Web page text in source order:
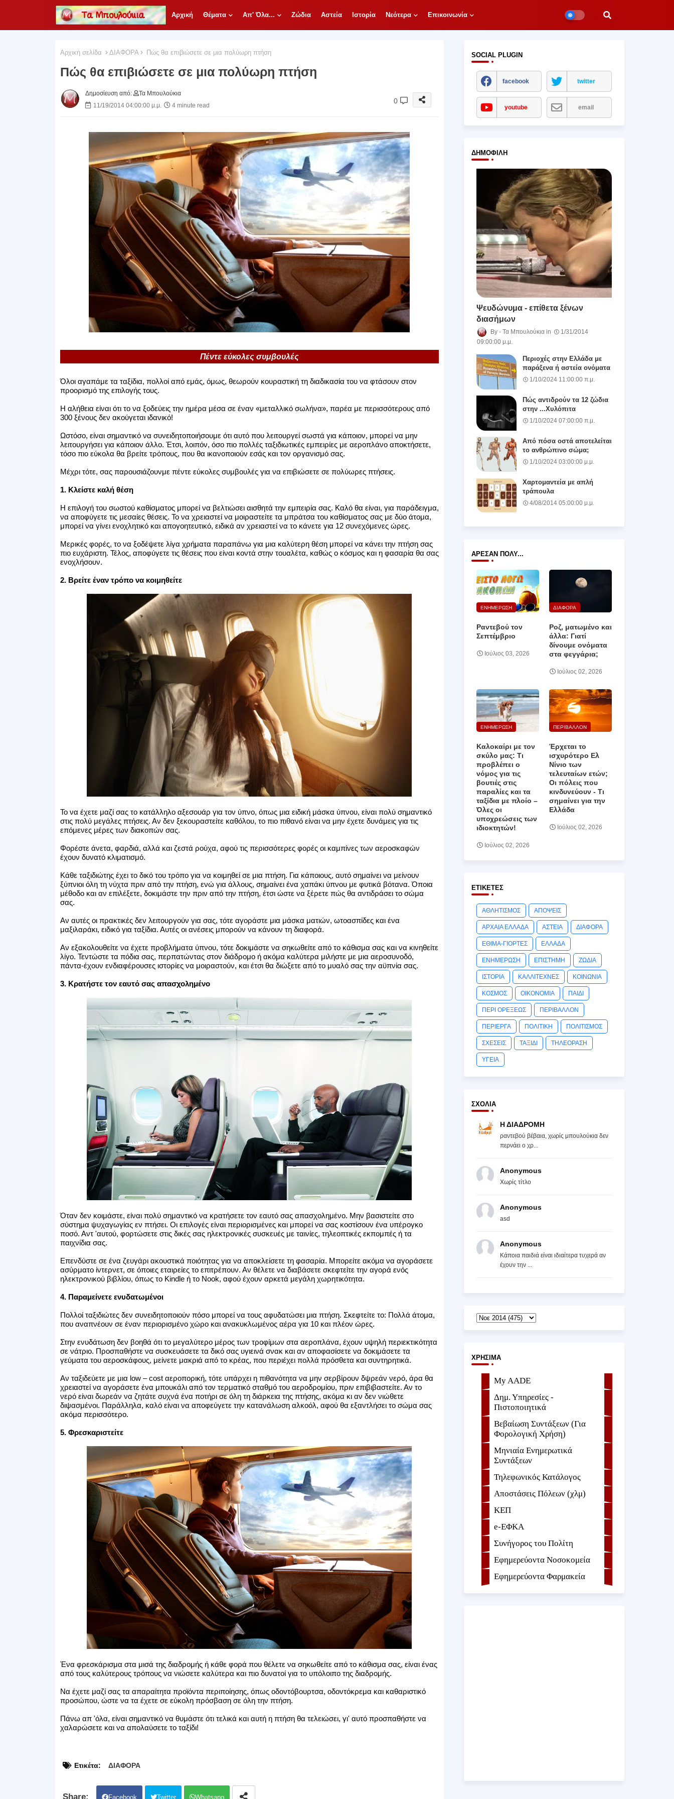
Αρχική Θέματα Απ' Όλα... Ζώδια Αστεία Ιστορία Νεότερα Επικοινωνία
Αρχική σελίδα ΔΙΑΦΟΡΑ Πώς θα επιβιώσετε σε μια πολύωρη πτήση
Πώς θα επιβιώσετε σε μια πολύωρη πτήση
Δημοσίευση από:
Τα Μπουλούκια
11/19/2014 04:00:00 μ.μ.
4 minute read
0
Πέντε εύκολες συμβουλές
Όλοι αγαπάμε τα ταξίδια, πολλοί από εμάς, όμως, θεωρούν κουραστική τη διαδικασία του να φτάσουν στον
προορισμό της επιλογής τους.
Η αλήθεια είναι ότι το να ξοδεύεις την ημέρα μέσα σε έναν «μεταλλικό σωλήνα», παρέα με περισσότερους από
300 ξένους δεν ακούγεται ιδανικό!
Ωστόσο, είναι σημαντικό να συνειδητοποιήσουμε ότι αυτό που λειτουργεί σωστά για κάποιον, μπορεί να μην
λειτουργήσει για κάποιον άλλο. Έτσι, λοιπόν, όσο πιο πολλές ταξιδιωτικές εμπειρίες με αεροπλάνο αποκτήσετε,
τόσο πιο εύκολα θα βρείτε τρόπους, που θα ικανοποιούν εσάς και τον οργανισμό σας.
Μέχρι τότε, σας παρουσιάζουνμε πέντε εύκολες συμβουλές για να επιβιώσετε σε πολύωρες πτήσεις.
1. Κλείστε καλή θέση
Η επιλογή του σωστού καθίσματος μπορεί να βελτιώσει αισθητά την εμπειρία σας. Καλό θα είναι, για παράδειγμα,
να αποφύγετε τις μεσαίες θέσεις. Το να χρειαστεί να μοιραστείτε τα μπράτσα του καθίσματος σας με δύο άτομα,
μπορεί να γίνει ενοχλητικό και απογοητευτικό, ειδικά αν χρειαστεί να το κάνετε για 12 συνεχόμενες ώρες.
Μερικές φορές, το να ξοδέψετε λίγα χρήματα παραπάνω για μια καλύτερη θέση μπορεί να κάνει την πτήση σας
πιο ευχάριστη. Τέλος, αποφύγετε τις θέσεις που είναι κοντά στην τουαλέτα, καθώς ο κόσμος και η φασαρία θα σας
ενοχλήσουν.
2. Βρείτε έναν τρόπο να κοιμηθείτε
Το να έχετε μαζί σας το κατάλληλο αξεσουάρ για τον ύπνο, όπως μια ειδική μάσκα ύπνου, είναι πολύ σημαντικό
στις πολύ μεγάλες πτήσεις. Αν δεν ξεκουραστείτε καθόλου, το πιο πιθανό είναι να μην έχετε δυνάμεις για τις
επόμενες μέρες των διακοπών σας.
Φορέστε άνετα, φαρδιά, αλλά και ζεστά ρούχα, αφού τις περισσότερες φορές οι καμπίνες των αεροσκαφών
έχουν δυνατό κλιματισμό.
Κάθε ταξιδιώτης έχει το δικό του τρόπο για να κοιμηθεί σε μια πτήση. Για κάποιους, αυτό σημαίνει να μείνουν
ξύπνιοι όλη τη νύχτα πριν από την πτήση, ενώ για άλλους, σημαίνει ένα χαπάκι ύπνου με φυτικά βότανα. Όποια
μέθοδο και αν επιλέξετε, δοκιμάστε την πριν από την πτήση, έτσι ώστε να ξέρετε πώς θα αντιδράσει το σώμα
σας.
Αν αυτές οι πρακτικές δεν λειτουργούν για σας, τότε αγοράστε μια μάσκα ματιών, ωτοασπίδες και ένα
μαξιλαράκι, ειδικό για ταξίδια. Αυτές οι ανέσεις μπορούν να κάνουν τη διαφορά.
Αν εξακολουθείτε να έχετε προβλήματα ύπνου, τότε δοκιμάστε να σηκωθείτε από το κάθισμα σας και να κινηθείτε
λίγο. Τεντώστε τα πόδια σας, περπατώντας στον διάδρομο ή ακόμα καλύτερα μιλήστε με μια αεροσυνοδό,
πάντα-έχουν ενδιαφέρουσες ιστορίες να μοιραστούν, και έτσι θα διώξετε από το μυαλό σας την αϋπνία σας.
3. Κρατήστε τον εαυτό σας απασχολημένο
Όταν δεν κοιμάστε, είναι πολύ σημαντικό να κρατήσετε τον εαυτό σας απασχολημένο. Μην βασιστείτε στο
σύστημα ψυχαγωγίας εν πτήσει. Οι επιλογές είναι περιορισμένες και μπορεί να σας κοστίσουν ένα υπέρογκο
ποσό. Αντ 'αυτού, φορτώσετε στις δικές σας ηλεκτρονικές συσκευές με ταινίες, τηλεοπτικές εκπομπές ή τα
παιχνίδια σας.
Επενδύστε σε ένα ζευγάρι ακουστικά ποιότητας για να αποκλείσετε τη φασαρία. Μπορείτε ακόμα να αγοράσετε
ασύρματο ίντερνετ, σε όποιες εταιρείες το επιτρέπουν. Αν θέλετε να διαβάσετε σκεφτείτε την αγορά ενός
ηλεκτρονικού βιβλίου, όπως το Kindle ή το Nook, αφού έχουν αρκετά μεγάλη χωρητικότητα.
4. Παραμείνετε ενυδατωμένοι
Πολλοί ταξιδιώτες δεν συνειδητοποιούν πόσο μπορεί να τους αφυδατώσει μια πτήση. Σκεφτείτε το: Πολλά άτομα,
που αναπνέουν σε έναν περιορισμένο χώρο και ανακυκλωμένος αέρα για 10 και πλέον ώρες.
Στην ενυδάτωση δεν βοηθά ότι το μεγαλύτερο μέρος των τροφίμων στα αεροπλάνα, έχουν υψηλή περιεκτικότητα
σε νάτριο. Προσπαθήστε να συσκευάσετε τα δικό σας υγιεινά σνακ και αν αποφασίσετε να δοκιμάσετε τα
γεύματα του αεροσκάφους, μείνετε μακριά από το κρέας, που περιέχει πολλά πρόσθετα και συντηρητικά.
Αν ταξιδεύετε με μια low – cost αεροπορική, τότε υπάρχει η πιθανότητα να μην σερβίρουν δψρεάν νερό, άρα θα
χρειαστεί να αγοράσετε ένα μπουκάλι από τον τερματικό σταθμό του αεροδρομίου, πριν επιβιβαστείτε. Αν το
νερό είναι δωρεάν να ζητάτε συχνά ένα ποτήρι σε όλη τη διάρκεια της πτήσης, ακόμα κι αν δεν νιώθετε
διψασμένοι. Παράλληλα, καλό είναι να αποφεύγετε την κατανάλωση αλκοόλ, αφού θα εξαντλήσει το σώμα σας
ακόμα περισσότερο.
5. Φρεσκαριστείτε
Ένα φρεσκάρισμα στα μισά της διαδρομής ή κάθε φορά που θέλετε να σηκωθείτε από το κάθισμα σας, είναι ένας
από τους καλύτερους τρόπους να νιώσετε καλύτερα και πιο δυνατοί για το υπόλοιπο της διαδρομής.
Να έχετε μαζί σας τα απαραίτητα προϊόντα περιποίησης, όπως οδοντόβουρτσα, οδοντόκρεμα και καθαριστικό
προσώπου, ώστε να τα έχετε σε εύκολη πρόσβαση σε όλη την πτήση.
Πάνω απ 'όλα, είναι σημαντικό να θυμάστε ότι τελικά και αυτή η πτήση θα τελειώσει, γι' αυτό προσπαθήστε να
χαλαρώσετε και να απολαύσετε το ταξίδι!
Ετικέτα: ΔΙΑΦΟΡΑ
Facebook Twitter Whatsapp
SOCIAL PLUGIN
facebook twitter
youtube email
ΔΗΜΟΦΙΛΉ
Ψευδώνυμα - επίθετα ξένων
διασήμων
Τα Μπουλούκια
1/31/2014
09:00:00 μ.μ.
Περιοχές στην Ελλάδα με
παράξενα ή αστεία ονόματα
1/10/2024 11:00:00 π.μ.
Πώς αντιδρούν τα 12 ζώδια
στην ...Χυλόπιτα
1/10/2024 07:00:00 π.μ.
Από πόσα οστά αποτελείται
το ανθρώπινο σώμα;
1/10/2024 03:00:00 μ.μ.
Χαρτομαντεία με απλή
τράπουλα
4/08/2014 05:00:00 μ.μ.
ΆΡΕΣΑΝ ΠΟΛΎ...
ΕΝΗΜΕΡΩΣΗ
Ραντεβού τον
Σεπτέμβριο
Ιούλιος 03, 2026
ΔΙΑΦΟΡΑ
Ροζ, ματωμένο και
άλλα: Γιατί
δίνουμε ονόματα
στα φεγγάρια;
Ιούλιος 02, 2026
ΕΝΗΜΕΡΩΣΗ
Καλοκαίρι με τον
σκύλο μας: Τι
προβλέπει ο
νόμος για τις
βουτιές στις
παραλίες και τα
ταξίδια με πλοίο –
Όλες οι
υποχρεώσεις των
ιδιοκτητών!
Ιούλιος 02, 2026
ΠΕΡΙΒΑΛΛΟΝ
Έρχεται το
ισχυρότερο Ελ
Νίνιο των
τελευταίων ετών;
Οι πόλεις που
κινδυνεύουν ‑ Τι
σημαίνει για την
Ελλάδα
Ιούλιος 02, 2026
ΕΤΙΚΈΤΕΣ
ΑΘΛΗΤΙΣΜΟΣ ΑΠΟΨΕΙΣ
ΑΡΧΑΙΑ ΕΛΛΑΔΑ ΑΣΤΕΙΑ ΔΙΑΦΟΡΑ
ΕΘΙΜΑ-ΓΙΟΡΤΕΣ ΕΛΛΑΔΑ
ΕΝΗΜΕΡΩΣΗ ΕΠΙΣΤΗΜΗ ΖΩΔΙΑ
ΙΣΤΟΡΙΑ ΚΑΛΛΙΤΕΧΝΕΣ ΚΟΙΝΩΝΙΑ
ΚΟΣΜΟΣ ΟΙΚΟΝΟΜΙΑ ΠΑΙΔΙ
ΠΕΡΙ ΟΡΕΞΕΩΣ ΠΕΡΙΒΑΛΛΟΝ
ΠΕΡΙΕΡΓΑ ΠΟΛΙΤΙΚΗ ΠΟΛΙΤΙΣΜΟΣ
ΣΧΕΣΕΙΣ ΤΑΞΙΔΙ ΤΗΛΕΟΡΑΣΗ
ΥΓΕΙΑ
ΣΧΌΛΙΑ
Η ΔΙΑΔΡΟΜΗ
ραντεβού βέβαια, χωρίς μπουλούκια δεν
περνάει ο χρ...
Anonymous
Χωρίς τίτλο
Anonymous
asd
Anonymous
Κάποια παιδιά είναι ιδιαίτερα τυχερά αν
έχουν την ...
ΧΡΉΣΙΜΑ
My AADE
Δημ. Υπηρεσίες -
Πιστοποιητικά
Βεβαίωση Συντάξεων (Για
Φορολογική Χρήση)
Μηνιαία Ενημερωτικά
Συντάξεων
Τηλεφωνικός Κατάλογος
Αποστάσεις Πόλεων (χλμ)
ΚΕΠ
e-ΕΦKA
Συνήγορος του Πολίτη
Εφημερεύοντα Νοσοκομεία
Εφημερεύοντα Φαρμακεία